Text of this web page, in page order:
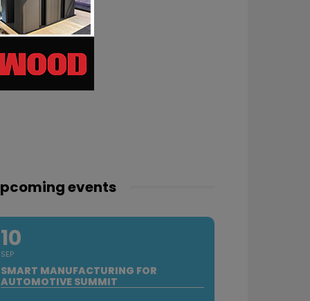
events
10
SEP
SMART MANUFACTURING FOR
AUTOMOTIVE SUMMIT